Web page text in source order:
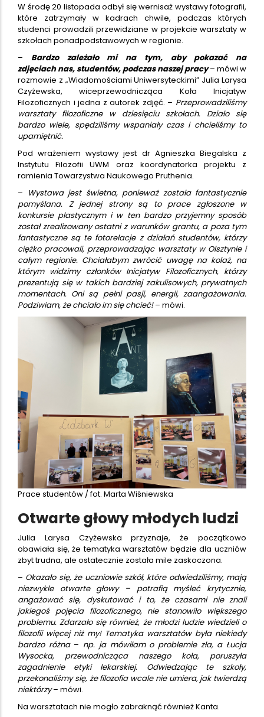
W środę 20 listopada odbył się wernisaż wystawy fotografii,
które zatrzymały w kadrach chwile, podczas których
studenci prowadzili przewidziane w projekcie warsztaty w
szkołach ponadpodstawowych w regionie.
– Bardzo zależało mi na tym, aby pokazać na
zdjęciach nas, studentów, podczas naszej pracy – mówi w
rozmowie z „Wiadomościami Uniwersyteckimi” Julia Larysa
Czyżewska, wiceprzewodnicząca Koła Inicjatyw
Filozoficznych i jedna z autorek zdjęć. – Przeprowadziliśmy
warsztaty filozoficzne w dziesięciu szkołach. Działo się
bardzo wiele, spędziliśmy wspaniały czas i chcieliśmy to
upamiętnić.
Pod wrażeniem wystawy jest dr Agnieszka Biegalska z
Instytutu Filozofii UWM oraz koordynatorka projektu z
ramienia Towarzystwa Naukowego Pruthenia.
– Wystawa jest świetna, ponieważ została fantastycznie
pomyślana. Z jednej strony są to prace zgłoszone w
konkursie plastycznym i w ten bardzo przyjemny sposób
został zrealizowany ostatni z warunków grantu, a poza tym
fantastyczne są te fotorelacje z działań studentów, którzy
ciężko pracowali, przeprowadzając warsztaty w Olsztynie i
całym regionie. Chciałabym zwrócić uwagę na kolaż, na
którym widzimy członków Inicjatyw Filozoficznych, którzy
prezentują się w takich bardziej zakulisowych, prywatnych
momentach. Oni są pełni pasji, energii, zaangażowania.
Podziwiam, że chciało im się chcieć!– mówi.
Prace studentów / fot. Marta Wiśniewska
Otwarte głowy młodych ludzi
Julia Larysa Czyżewska przyznaje, że początkowo
obawiała się, że tematyka warsztatów będzie dla uczniów
zbyt trudna, ale ostatecznie została mile zaskoczona.
– Okazało się, że uczniowie szkół, które odwiedziliśmy, mają
niezwykle otwarte głowy – potrafią myśleć krytycznie,
angażować się, dyskutować i to, że czasami nie znali
jakiegoś pojęcia filozoficznego, nie stanowiło większego
problemu. Zdarzało się również, że młodzi ludzie wiedzieli o
filozofii więcej niż my! Tematyka warsztatów była niekiedy
bardzo różna – np. ja mówiłam o problemie zła, a Łucja
Wysocka, przewodnicząca naszego koła, poruszyła
zagadnienie etyki lekarskiej. Odwiedzając te szkoły,
przekonaliśmy się, że filozofia wcale nie umiera, jak twierdzą
niektórzy– mówi.
Na warsztatach nie mogło zabraknąć również Kanta.